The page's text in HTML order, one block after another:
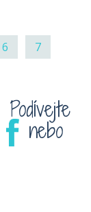
6 7
nebo